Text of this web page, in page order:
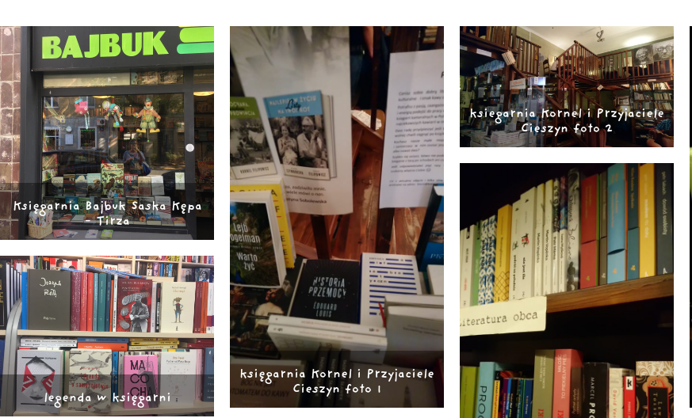
Księgarnia Bajbuk Saska Kępa
- Tirza
księgarnia Kornel i Przyjaciele
Cieszyn foto 1
ksiegarnia Kornel i Przyjaciele
Cieszyn foto 2
legenda w księgarni